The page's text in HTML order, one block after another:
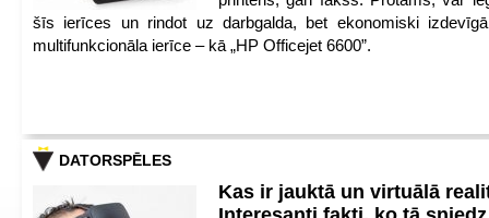
šīs ierīces un rindot uz darbgalda, bet ekonomiski
multifunkcionāla ierīce – kā „HP Officejet 6600”.
DATORSPĒLES
Kas ir jauktā un virtuālā